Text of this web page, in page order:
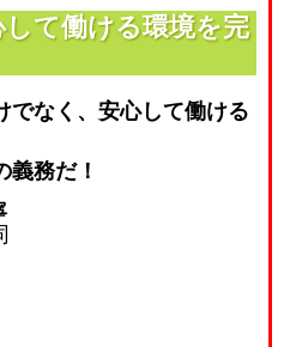
て働ける環境を完
でなく、安心して働ける
義務だ！